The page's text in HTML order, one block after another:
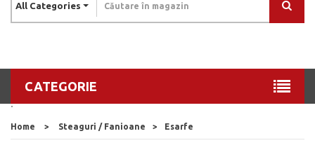
All Categories
CATEGORIE
.
Home > Steaguri / Fanioane > Esarfe